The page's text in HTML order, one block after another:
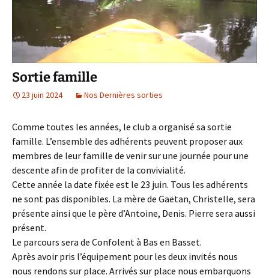
Sortie famille
23 juin 2024 Nos Dernières sorties
Comme toutes les années, le club a organisé sa sortie
famille. L’ensemble des adhérents peuvent proposer aux
membres de leur famille de venir sur une journée pour une
descente afin de profiter de la convivialité.
Cette année la date fixée est le 23 juin. Tous les adhérents
ne sont pas disponibles. La mère de Gaëtan, Christelle, sera
présente ainsi que le père d’Antoine, Denis. Pierre sera aussi
présent.
Le parcours sera de Confolent à Bas en Basset.
Après avoir pris l’équipement pour les deux invités nous
nous rendons sur place. Arrivés sur place nous embarquons